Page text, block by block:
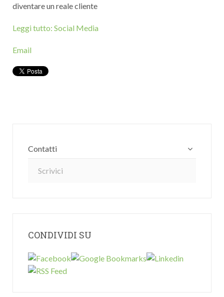
diventare un reale cliente
Leggi tutto: Social Media
Email
Contatti
Scrivici
CONDIVIDI SU